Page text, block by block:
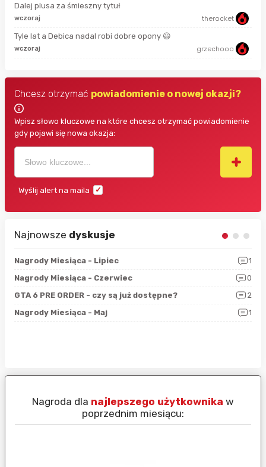
Dalej plusa za śmieszny tytuł
wczoraj therocket
Tyle lat a Debica nadal robi dobre opony 😃
wczoraj grzechooo
Chcesz otrzymać powiadomienie o nowej okazji?
Wpisz słowo kluczowe na które chcesz otrzymać powiadomienie
gdy pojawi się nowa okazja:
Wyślij alert na maila
Najnowsze dyskusje
Nagrody Miesiąca - Lipiec
1
Nagrody Miesiąca - Czerwiec
0
GTA 6 PRE ORDER - czy są już dostępne?
2
Nagrody Miesiąca - Maj
1
Nagroda dla najlepszego użytkownika w
poprzednim miesiącu: